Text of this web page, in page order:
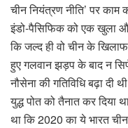
चीन नियंत्रण नीति’ पर
इंडो-पैसिफिक को एक खुला
कि जल्द ही वो चीन के
हुए गलवान झड़प के बाद न
नौसेना की गतिविधि बढ़ा दी
युद्ध पोत को तैनात कर
था कि 2020 का ये भारत